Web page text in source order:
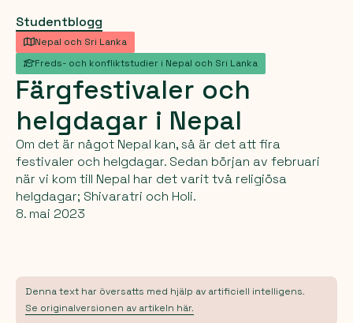
Studentblogg
Nepal och Sri Lanka
Freds- och konfliktstudier i Nepal och Sri Lanka
Färgfestivaler och
helgdagar i Nepal
Om det är något Nepal kan, så är det att fira
festivaler och helgdagar. Sedan början av februari
när vi kom till Nepal har det varit två religiösa
helgdagar; Shivaratri och Holi.
8. mai 2023
Denna text har översatts med hjälp av artificiell intelligens.
Se originalversionen av artikeln här.